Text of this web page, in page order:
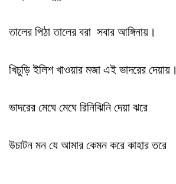
তালের পিঠা তালের বরা সবার আঙ্গিনায়।
খিচুড়ি ইলিশ খাওয়ার মজা এই ভাদরের দেয়ায়।
ভাদরের মেঘে মেঘে রিনিঝিনি দেয়া ঝরে
উচাটন মন যে আমার কেমন করে কাহার তরে